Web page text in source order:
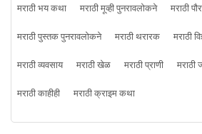
मराठी भय कथा
मराठी मूव्ही पुनरावलोकने
मराठी
मराठी पुस्तक पुनरावलोकने
मराठी थरारक
मराठी
मराठी व्यवसाय
मराठी खेळ मराठी प्राणी मराठी
मराठी काहीही
मराठी क्राइम कथा